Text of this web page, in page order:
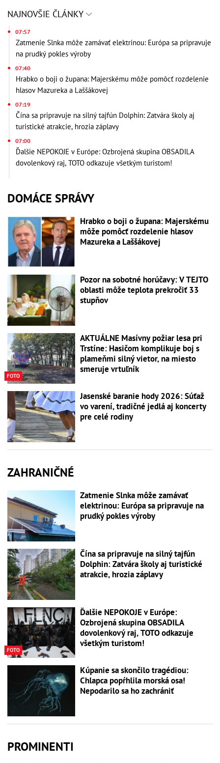
NAJNOVŠIE ČLÁNKY
07:57
Zatmenie Slnka môže zamávať elektrinou: Európa sa pripravuje
na prudký pokles výroby
07:40
Hrabko o boji o župana: Majerskému môže pomôcť rozdelenie
hlasov Mazureka a Laššákovej
07:19
Čína sa pripravuje na silný tajfún Dolphin: Zatvára školy aj
turistické atrakcie, hrozia záplavy
07:00
Ďalšie NEPOKOJE v Európe: Ozbrojená skupina OBSADILA
dovolenkový raj, TOTO odkazuje všetkým turistom!
DOMÁCE SPRÁVY
Hrabko o boji o župana: Majerskému
môže pomôcť rozdelenie hlasov
Mazureka a Laššákovej
Pozor na sobotné horúčavy: V TEJTO
oblasti môže teplota prekročiť 33
stupňov
FOTO
AKTUÁLNE Masívny požiar lesa pri
Trstíne: Hasičom komplikuje boj s
plameňmi silný vietor, na miesto
smeruje vrtuľník
Jasenské baranie hody 2026: Súťaž
vo varení, tradičné jedlá aj koncerty
pre celé rodiny
ZAHRANIČNÉ
Zatmenie Slnka môže zamávať
elektrinou: Európa sa pripravuje na
prudký pokles výroby
Čína sa pripravuje na silný tajfún
Dolphin: Zatvára školy aj turistické
atrakcie, hrozia záplavy
FOTO
Ďalšie NEPOKOJE v Európe:
Ozbrojená skupina OBSADILA
dovolenkový raj, TOTO odkazuje
všetkým turistom!
Kúpanie sa skončilo tragédiou:
Chlapca popŕhlila morská osa!
Nepodarilo sa ho zachrániť
PROMINENTI